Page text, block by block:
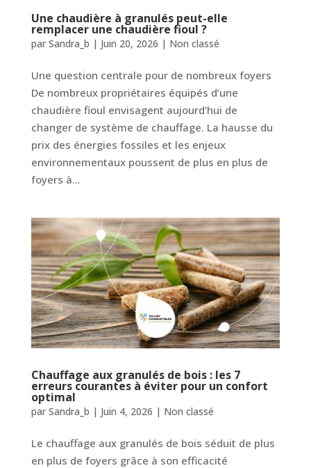
Une chaudière à granulés peut-elle
remplacer une chaudière fioul ?
par Sandra_b | Juin 20, 2026 | Non classé
Une question centrale pour de nombreux foyers
De nombreux propriétaires équipés d’une
chaudière fioul envisagent aujourd’hui de
changer de système de chauffage. La hausse du
prix des énergies fossiles et les enjeux
environnementaux poussent de plus en plus de
foyers à...
Chauffage aux granulés de bois : les 7
erreurs courantes à éviter pour un confort
optimal
par Sandra_b | Juin 4, 2026 | Non classé
Le chauffage aux granulés de bois séduit de plus
en plus de foyers grâce à son efficacité